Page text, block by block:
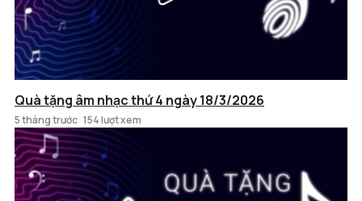
Quà tặng âm nhạc thứ 4 ngày 18/3/2026
5 tháng trước 154 lượt xem